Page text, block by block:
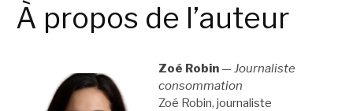
À propos de l’auteur
Zoé Robin— Journaliste
consommation
Zoé Robin, journaliste